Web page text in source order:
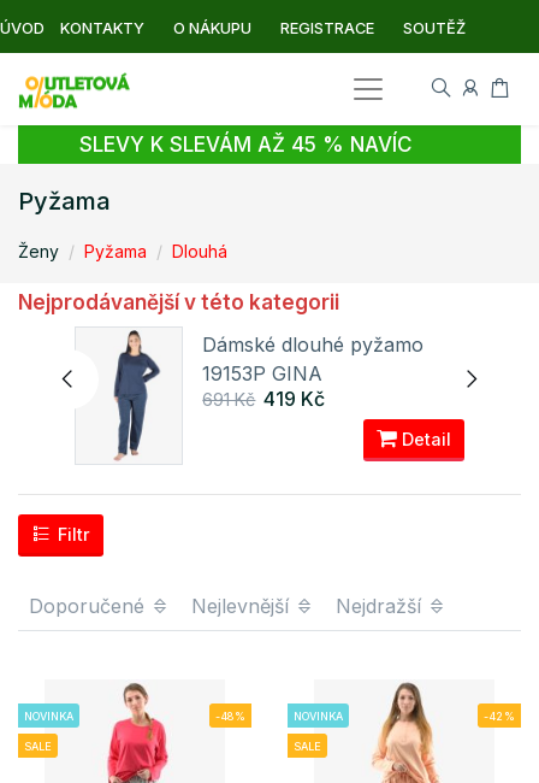
ÚVOD KONTAKTY O NÁKUPU REGISTRACE SOUTĚŽ
SLEVY K SLEVÁM AŽ 45 % NAVÍC
Pyžama
Ženy Pyžama Dlouhá
Nejprodávanější v této kategorii
Dámské dlouhé pyžamo
19153P GINA
691 Kč 419 Kč
Detail
Filtr
Doporučené Nejlevnější Nejdražší
NOVINKA
SALE
-48% NOVINKA
SALE
-42%